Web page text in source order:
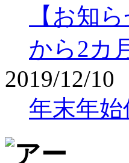
【お知
から2カ
2019/12/10
年末年